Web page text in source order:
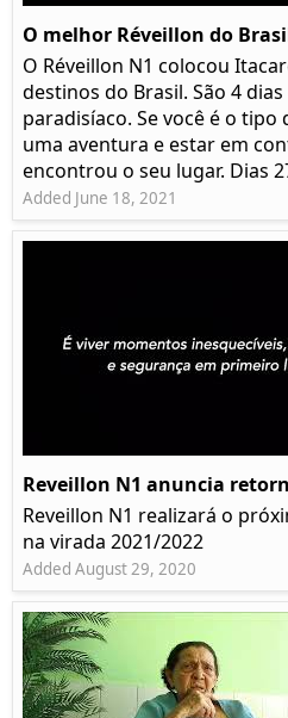
O melhor Réveillon do
O Réveillon N1 colocou
destinos do Brasil. São 4
paradisíaco. Se você é o tipo
uma aventura e estar em
encontrou o seu lugar. Dias
Added June 18, 2021
Reveillon N1 anuncia
Reveillon N1 realizará o
na virada 2021/2022
Added August 29, 2020